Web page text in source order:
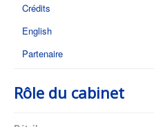
Crédits
English
Partenaire
Rôle du cabinet